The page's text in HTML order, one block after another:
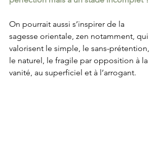
On pourrait aussi s’inspirer de la
sagesse orientale, zen notamment, qui
valorisent le simple, le sans-prétention,
le naturel, le fragile par opposition à la
vanité, au superficiel et à l’arrogant.